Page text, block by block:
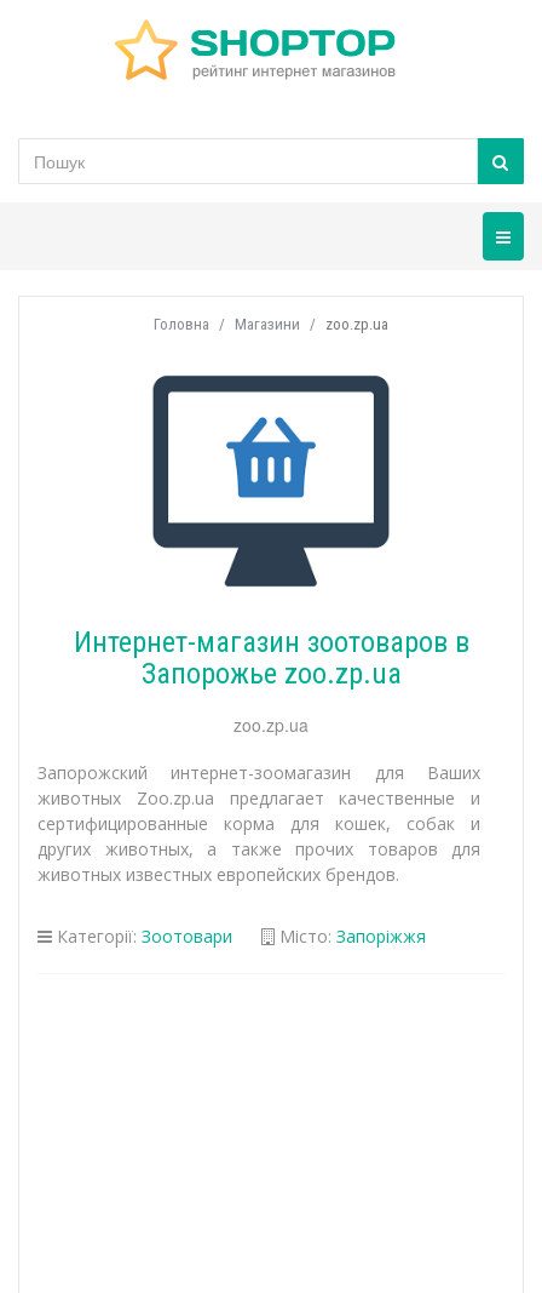
Головна Магазини zoo.zp.ua
Интернет-магазин зоотоваров в
Запорожье zoo.zp.ua
zoo.zp.ua
Запорожский интернет-зоомагазин для Ваших
животных Zoo.zp.ua предлагает качественные и
сертифицированные корма для кошек, собак и
других животных, а также прочих товаров для
животных известных европейских брендов.
Категорії: Зоотовари Місто: Запоріжжя